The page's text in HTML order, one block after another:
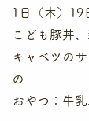
1日（木）19
こども豚丼
キャベツの
の
おやつ：牛